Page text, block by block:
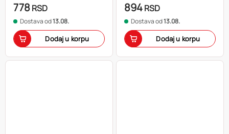
778RSD
Dostava od13.08.
Dodaj u korpu
894RSD
Dostava od13.08.
Dodaj u korpu